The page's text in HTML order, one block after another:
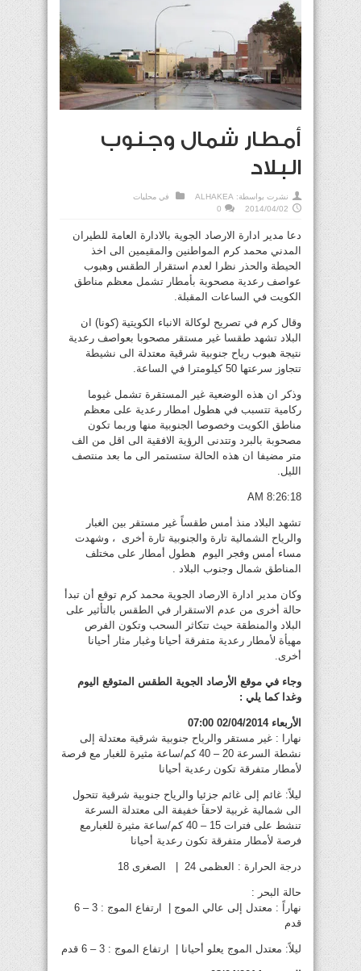
أمطار شمال وجنوب
البلاد
نشرت بواسطة: ALHAKEA في محليات
2014/04/02
0
دعا مدير ادارة الارصاد الجوية بالادارة العامة للطيران
المدني محمد كرم المواطنين والمقيمين الى اخذ
الحيطة والحذر نظرا لعدم استقرار الطقس وهبوب
عواصف رعدية مصحوبة بأمطار تشمل معظم مناطق
الكويت في الساعات المقبلة.
وقال كرم في تصريح لوكالة الانباء الكويتية (كونا) ان
البلاد تشهد طقسا غير مستقر مصحوبا بعواصف رعدية
نتيجة هبوب رياح جنوبية شرقية معتدلة الى نشيطة
تتجاوز سرعتها 50 كيلومترا في الساعة.
وذكر ان هذه الوضعية غير المستقرة تشمل غيوما
ركامية تتسبب في هطول امطار رعدية على معظم
مناطق الكويت وخصوصا الجنوبية منها وربما تكون
مصحوبة بالبرد وتتدنى الرؤية الافقية الى اقل من الف
متر مضيفا ان هذه الحالة ستستمر الى ما بعد منتصف
الليل.
8:26:18 AM
تشهد البلاد منذ أمس طقساً غير مستقر بين الغبار
والرياح الشمالية تارة والجنوبية تارة أخرى ، وشهدت
مساء أمس وفجر اليوم هطول أمطار على مختلف
المناطق شمال وجنوب البلاد .
وكان مدير ادارة الارصاد الجوية محمد كرم توقع أن تبدأ
حالة أخرى من عدم الاستقرار في الطقس بالتأثير على
البلاد والمنطقة حيث تتكاثر السحب وتكون الفرص
مهيأة لأمطار رعدية متفرقة أحيانا وغبار مثار أحيانا
أخرى.
وجاء في موقع الأرصاد الجوية الطقس المتوقع اليوم
وغدا كما يلي :
الأربعاء 02/04/2014 07:00
نهارا : غير مستقر والرياح جنوبية شرقية معتدلة إلى
نشطة السرعة 20 – 40 كم/ساعة مثيرة للغبار مع فرصة
لأمطار متفرقة تكون رعدية أحيانا
ليلاً: غائم إلى غائم جزئيا والرياح جنوبية شرقية تتحول
الى شمالية غربية لاحقاَ خفيفة الى معتدلة السرعة
تنشط على فترات 15 – 40 كم/ساعة مثيرة للغبارمع
فرصة لأمطار متفرقة تكون رعدية أحيانا
درجة الحرارة : العظمى 24 | الصغرى 18
حالة البحر :
نهاراً : معتدل إلى عالي الموج | ارتفاع الموج : 3 – 6
قدم
ليلاً: معتدل الموج يعلو أحيانا | ارتفاع الموج : 3 – 6 قدم